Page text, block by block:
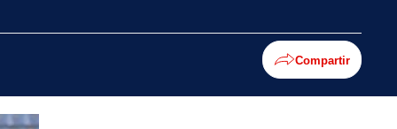
Compartir